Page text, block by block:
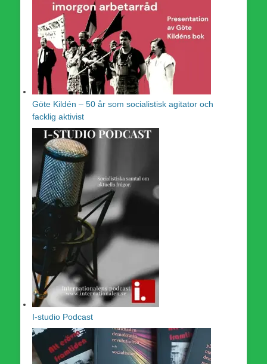
Göte Kildén – 50 år som socialistisk agitator och
facklig aktivist
I-studio Podcast